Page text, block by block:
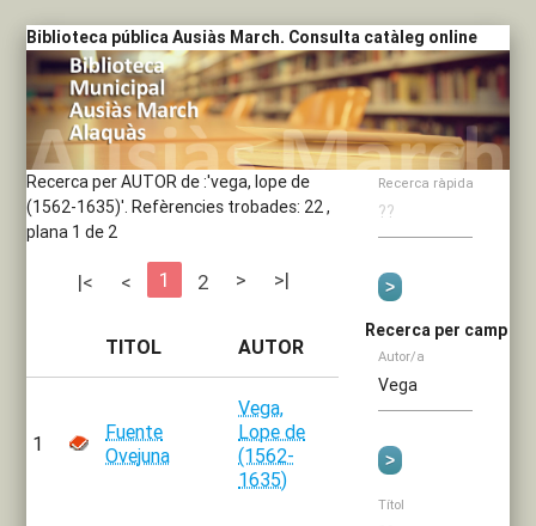
Biblioteca pública Ausiàs March. Consulta catàleg online
Recerca per AUTOR de :'vega, lope de
(1562-1635)'. Refèrencies trobades: 22 ,
plana 1 de 2
|< < 1 2 > >|
TITOL AUTOR
1
Fuente
Ovejuna
Vega,
Lope de
(1562-
1635)
Recerca ràpida
Recerca per camp
Autor/a
Títol